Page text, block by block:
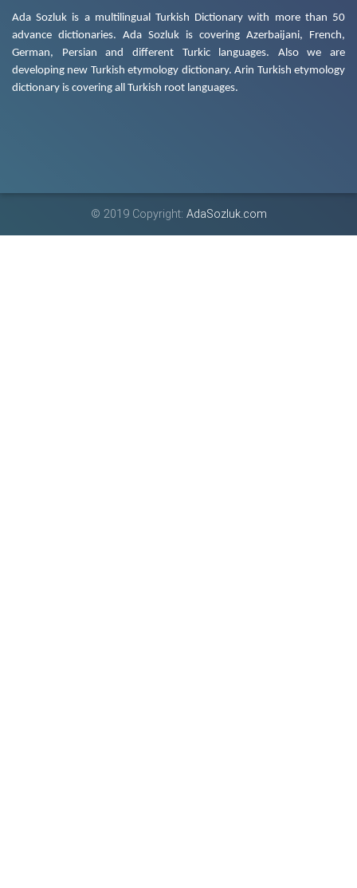
Ada Sozluk is a multilingual Turkish Dictionary with more than 50
advance dictionaries. Ada Sozluk is covering Azerbaijani, French,
German, Persian and different Turkic languages. Also we are
developing new Turkish etymology dictionary. Arin Turkish etymology
dictionary is covering all Turkish root languages.
© 2019 Copyright: AdaSozluk.com